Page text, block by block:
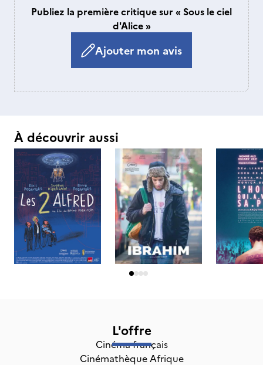
Publiez la première critique sur « Sous le ciel
d'Alice »
Ajouter mon avis
À découvrir aussi
L'offre
Cinéma français
Cinémathèque Afrique